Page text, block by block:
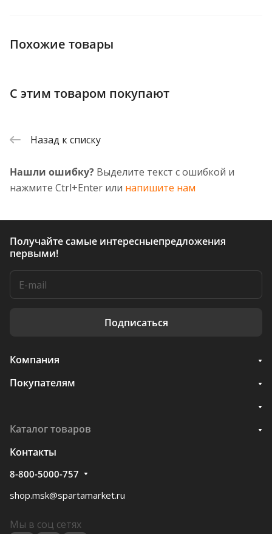
Похожие товары
С этим товаром покупают
Назад к списку
Нашли ошибку? Выделите текст с ошибкой и
нажмите Ctrl+Enter или напишите нам
Получайте самые интересныепредложения
первыми!
Подписаться
Компания
Покупателям
Каталог товаров
Контакты
8-800-5000-757
shop.msk@spartamarket.ru
Мы в соц сетях